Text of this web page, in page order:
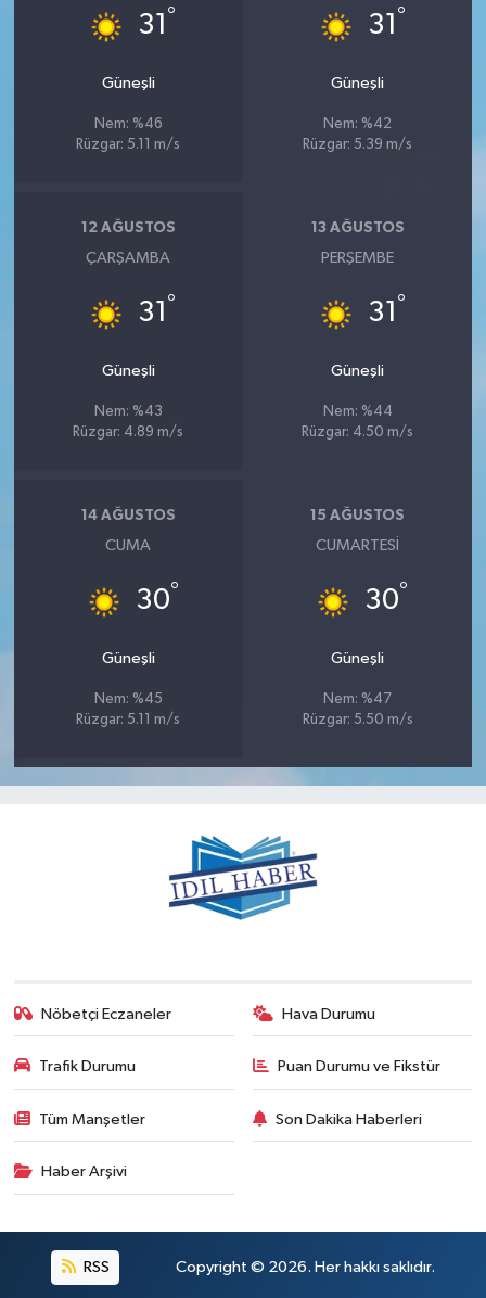
31 °
Güneşli
Nem: %46
Rüzgar: 5.11 m/s
31 °
Güneşli
Nem: %42
Rüzgar: 5.39 m/s
12 AĞUSTOS
ÇARŞAMBA
31 °
Güneşli
Nem: %43
Rüzgar: 4.89 m/s
13 AĞUSTOS
PERŞEMBE
31 °
Güneşli
Nem: %44
Rüzgar: 4.50 m/s
14 AĞUSTOS
CUMA
30°
Güneşli
Nem: %45
Rüzgar: 5.11 m/s
15 AĞUSTOS
CUMARTESI
30°
Güneşli
Nem: %47
Rüzgar: 5.50 m/s
Nöbetçi Eczaneler Hava Durumu
Trafik Durumu Puan Durumu ve Fikstür
Tüm Manşetler Son Dakika Haberleri
Haber Arşivi
RSS Copyright © 2026. Her hakkı saklıdır.